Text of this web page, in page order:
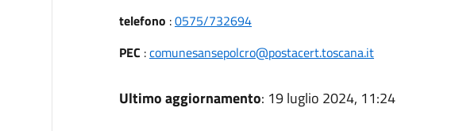
telefono :0575/732694
PEC :comunesansepolcro@postacert.toscana.it
Ultimo aggiornamento: 19 luglio 2024, 11:24